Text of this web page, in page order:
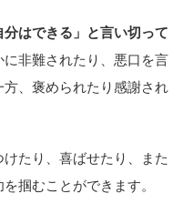
はできる」と言い切って
非難されたり、悪口を言
、褒められたり感謝され
たり、喜ばせたり、また
掴むことができます。